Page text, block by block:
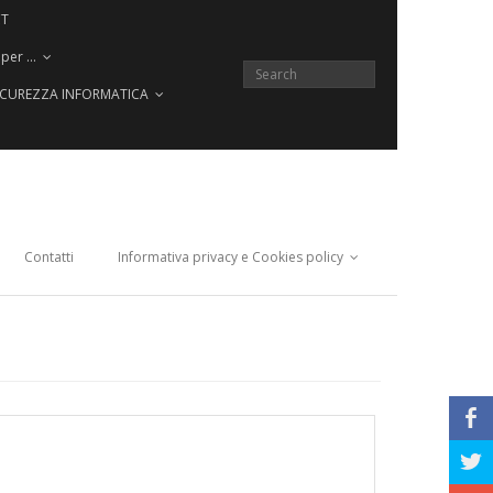
…
INFORMATICA
Contatti Informativa privacy e Cookies policy
b
a